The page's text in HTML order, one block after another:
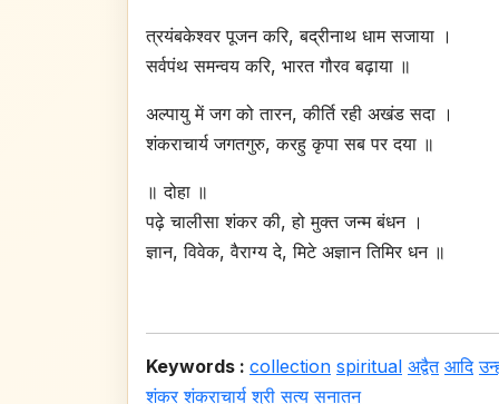
त्रयंबकेश्वर पूजन करि, बद्रीनाथ धाम सजाया ।
सर्वपंथ समन्वय करि, भारत गौरव बढ़ाया ॥
अल्पायु में जग को तारन, कीर्ति रही अखंड सदा ।
शंकराचार्य जगतगुरु, करहु कृपा सब पर दया ॥
॥ दोहा ॥
पढ़े चालीसा शंकर की, हो मुक्त जन्म बंधन ।
ज्ञान, विवेक, वैराग्य दे, मिटे अज्ञान तिमिर धन ॥
Keywords : collection spiritual अद्वैत आदि
शंकर शंकराचार्य श्री सत्य सनातन